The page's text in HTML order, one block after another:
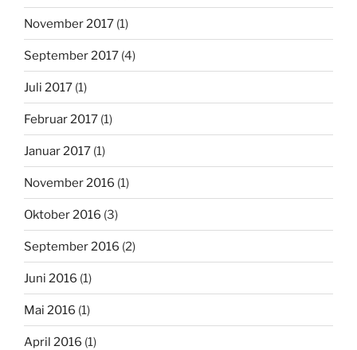
November 2017 (1)
September 2017 (4)
Juli 2017 (1)
Februar 2017 (1)
Januar 2017 (1)
November 2016 (1)
Oktober 2016 (3)
September 2016 (2)
Juni 2016 (1)
Mai 2016 (1)
April 2016 (1)